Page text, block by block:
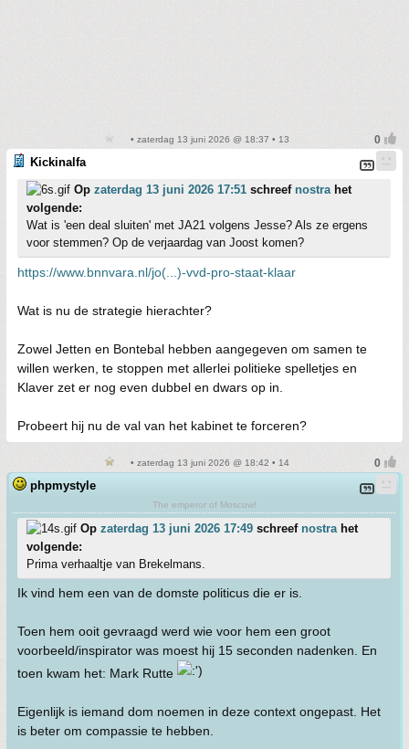
• zaterdag 13 juni 2026 @ 18:37 • 13
Kickinalfa
Op zaterdag 13 juni 2026 17:51 schreef nostrahet
volgende:
Wat is 'een deal sluiten' met JA21 volgens Jesse? Als ze ergens
voor stemmen? Op de verjaardag van Joost komen?
https://www.bnnvara.nl/jo(...)-vvd-pro-staat-klaar
Wat is nu de strategie hierachter?
Zowel Jetten en Bontebal hebben aangegeven om samen te
willen werken, te stoppen met allerlei politieke spelletjes en
Klaver zet er nog even dubbel en dwars op in.
Probeert hij nu de val van het kabinet te forceren?
• zaterdag 13 juni 2026 @ 18:42 • 14
phpmystyle
The emperor of Moscow!
Op zaterdag 13 juni 2026 17:49 schreef nostrahet
volgende:
Prima verhaaltje van Brekelmans.
Ik vind hem een van de domste politicus die er is.
Toen hem ooit gevraagd werd wie voor hem een groot
voorbeeld/inspirator was moest hij 15 seconden nadenken. En
toen kwam het: Mark Rutte
Eigenlijk is iemand dom noemen in deze context ongepast. Het
is beter om compassie te hebben.